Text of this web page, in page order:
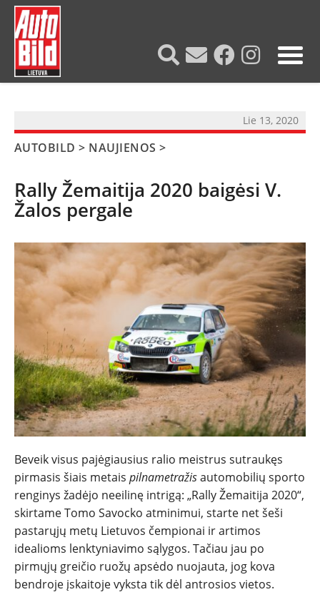
NAUJIENOS
TESTAI
NAUJI
NAUDOTI
Lie 13, 2020
AUTOBILD > NAUJIENOS >
Rally Žemaitija 2020 baigėsi V.
Žalos pergale
Beveik visus pajėgiausius ralio meistrus sutraukęs
pirmasis šiais metais pilnametražisautomobilių sporto
renginys žadėjo neeilinę intrigą: „Rally Žemaitija 2020“,
skirtame Tomo Savocko atminimui, starte net šeši
pastarųjų metų Lietuvos čempionai ir artimos
idealioms lenktyniavimo sąlygos. Tačiau jau po
pirmųjų greičio ruožų apsėdo nuojauta, jog kova
bendroje įskaitoje vyksta tik dėl antrosios vietos.